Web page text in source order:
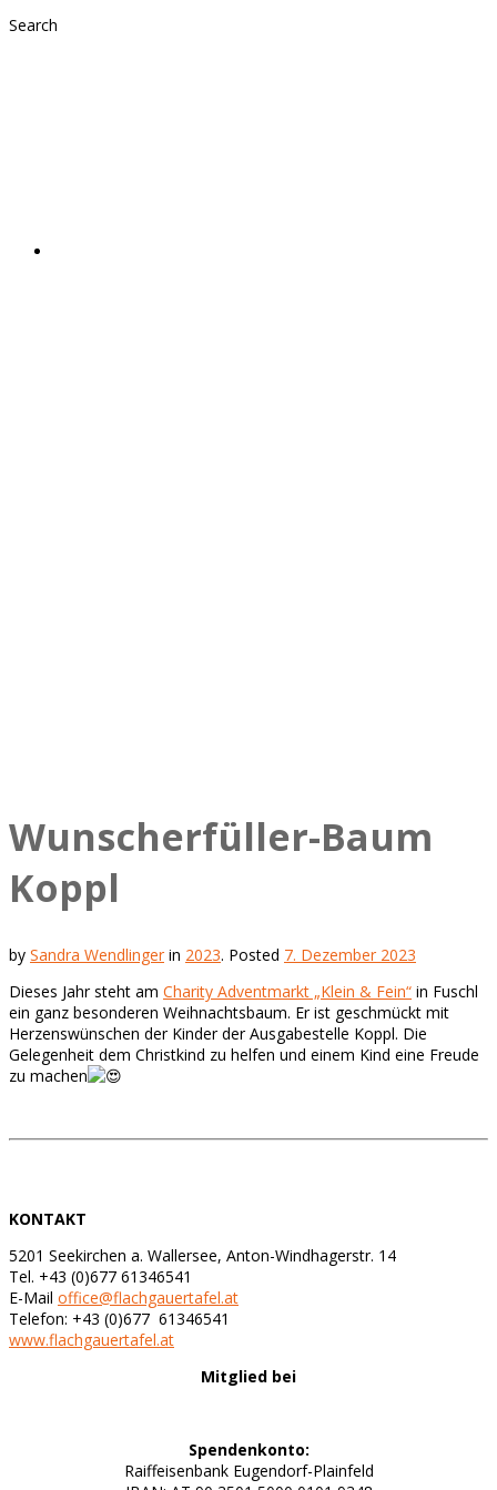
Search
Wunscherfüller-Baum
Koppl
by Sandra Wendlinger in 2023. Posted 7. Dezember 2023
Dieses Jahr steht am Charity Adventmarkt „Klein & Fein“ in Fuschl
ein ganz besonderen Weihnachtsbaum. Er ist geschmückt mit
Herzenswünschen der Kinder der Ausgabestelle Koppl. Die
Gelegenheit dem Christkind zu helfen und einem Kind eine Freude
zu machen
KONTAKT
5201 Seekirchen a. Wallersee, Anton-Windhagerstr. 14
Tel. +43 (0)677 61346541
E-Mail office@flachgauertafel.at
Telefon: +43 (0)677 61346541
www.flachgauertafel.at
Mitglied bei
Spendenkonto:
Raiffeisenbank Eugendorf-Plainfeld